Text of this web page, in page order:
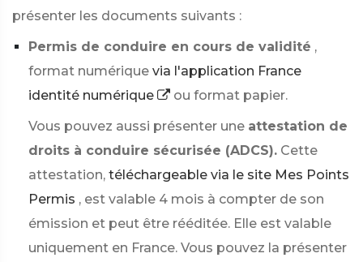
présenter les documents suivants :
Permis de conduire en cours de validité ,
format numérique via l'application France
identité numérique
ou format papier.
Vous pouvez aussi présenter une attestation de
droits à conduire sécurisée (ADCS). Cette
attestation, téléchargeable via le site Mes Points
Permis , est valable 4 mois à compter de son
émission et peut être rééditée. Elle est valable
uniquement en France. Vous pouvez la présenter